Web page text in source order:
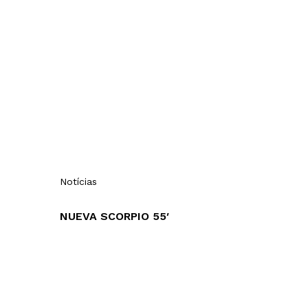
Notícias
NUEVA SCORPIO 55′